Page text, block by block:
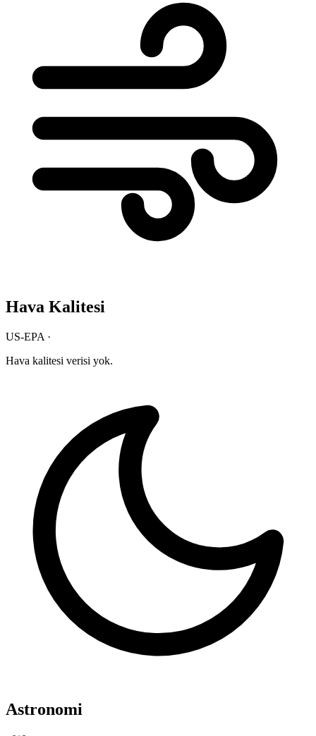
Hava Kalitesi
US-EPA ·
Hava kalitesi verisi yok.
Astronomi